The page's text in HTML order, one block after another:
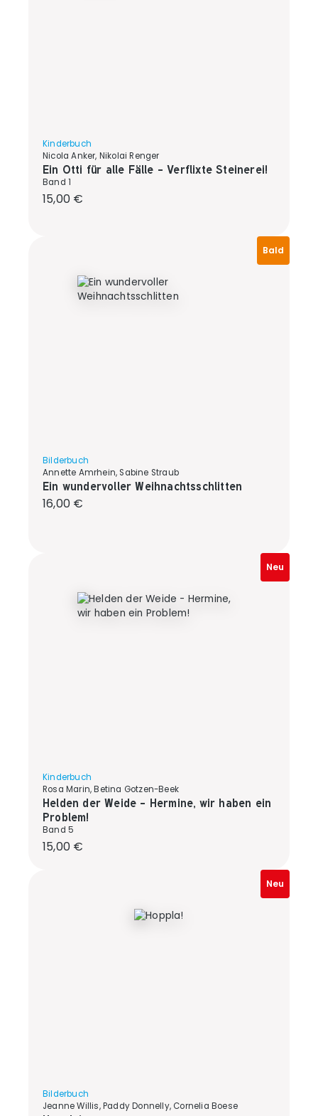
Kinderbuch
Nicola Anker, Nikolai Renger
Ein Otti für alle Fälle - Verflixte Steinerei!
Band 1
Regulärer Preis:
15,00 €
Bald
Bilderbuch
Annette Amrhein, Sabine Straub
Ein wundervoller Weihnachtsschlitten
Regulärer Preis:
16,00 €
Neu
Kinderbuch
Rosa Marin, Betina Gotzen-Beek
Helden der Weide - Hermine, wir haben ein
Problem!
Band 5
Regulärer Preis:
15,00 €
Neu
Bilderbuch
Jeanne Willis, Paddy Donnelly, Cornelia Boese